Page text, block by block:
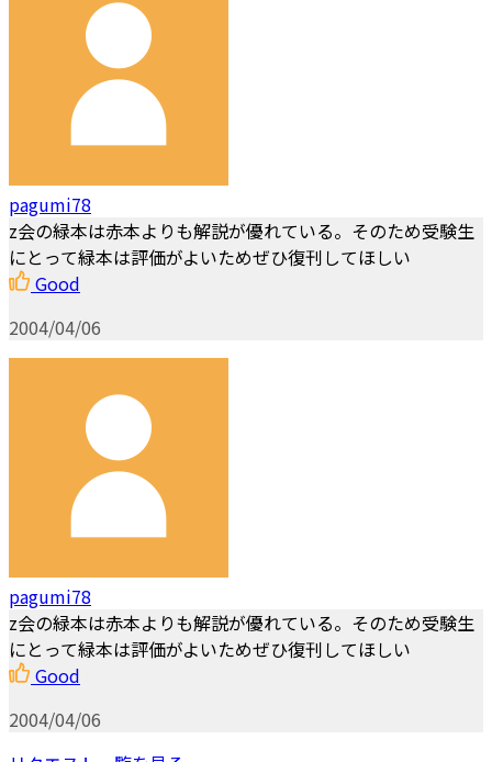
pagumi78
z会の緑本は赤本よりも解説が優れている。そのため受験生
にとって緑本は評価がよいためぜひ復刊してほしい
Good
2004/04/06
pagumi78
z会の緑本は赤本よりも解説が優れている。そのため受験生
にとって緑本は評価がよいためぜひ復刊してほしい
Good
2004/04/06